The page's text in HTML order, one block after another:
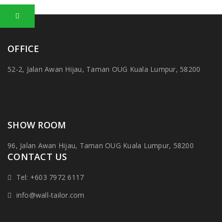
OFFICE
52-2, Jalan Awan Hijau, Taman OUG Kuala Lumpur, 58200
SHOW ROOM
96, Jalan Awan Hijau, Taman OUG Kuala Lumpur, 58200
CONTACT US
Tel: +603 7972 6117
info@wall-tailor.com